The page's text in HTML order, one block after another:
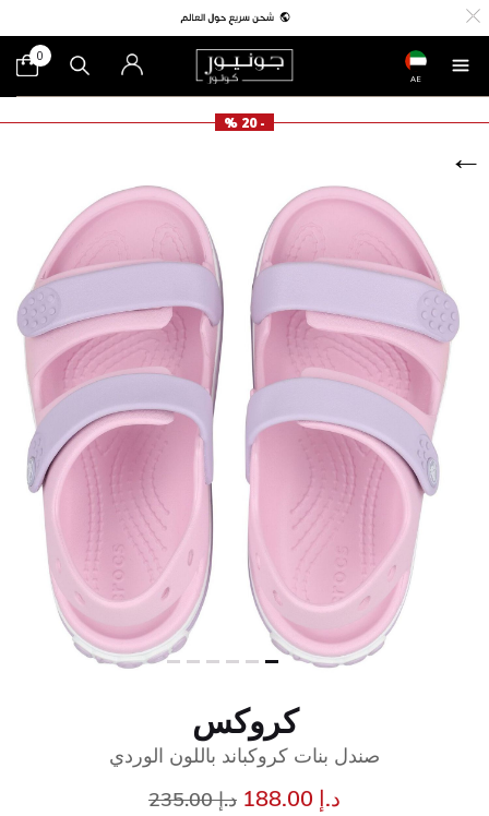
AE
0
- 20 %
كروكس
صندل بنات كروكباند باللون الوردي
د.إ 188.00 سعر مخفض مند.إ 235.00